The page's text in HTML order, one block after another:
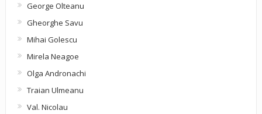
George Olteanu
Gheorghe Savu
Mihai Golescu
Mirela Neagoe
Olga Andronachi
Traian Ulmeanu
Val. Nicolau